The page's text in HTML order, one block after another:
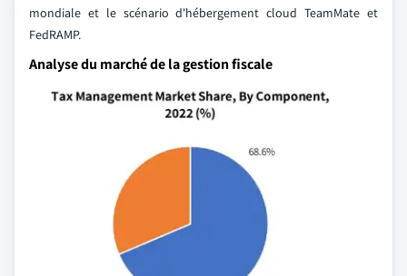
mondiale et le scénario d'hébergement cloud TeamMate et
FedRAMP.
Analyse du marché de la gestion fiscale